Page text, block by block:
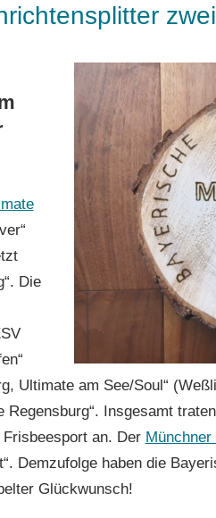
Die
Ultimate am See/Soul“
Regensburg“. Insgesamt
an. Der
Demzufolge haben die
Glückwunsch!